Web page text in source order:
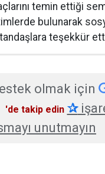
temin ettiği
bulunarak
teşekkür
olmak için
'de takip edin ✰
unutmayın